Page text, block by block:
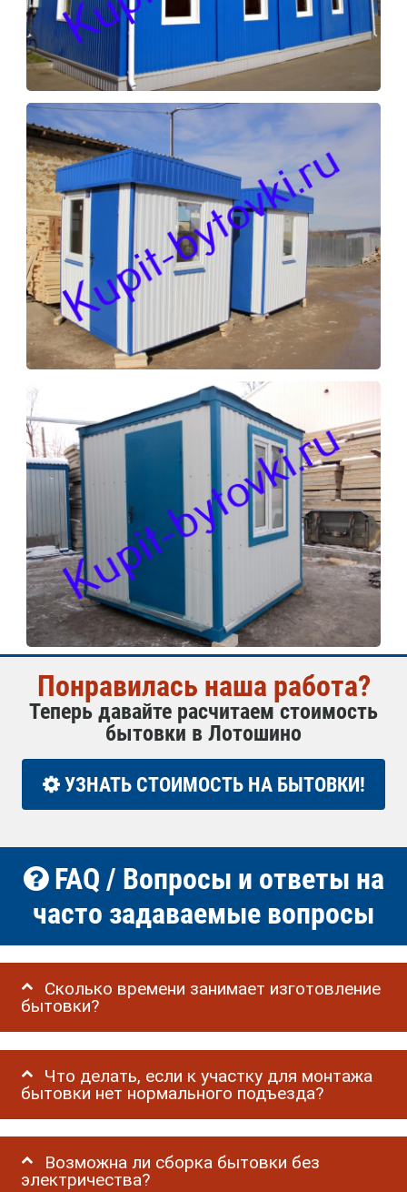
Понравилась наша работа?
Теперь давайте расчитаем стоимость
бытовки в Лотошино
УЗНАТЬ СТОИМОСТЬ НА БЫТОВКИ!
FAQ / Вопросы и ответы на
часто задаваемые вопросы
Сколько времени занимает изготовление
бытовки?
Что делать, если к участку для монтажа
бытовки нет нормального подъезда?
Возможна ли сборка бытовки без
электричества?